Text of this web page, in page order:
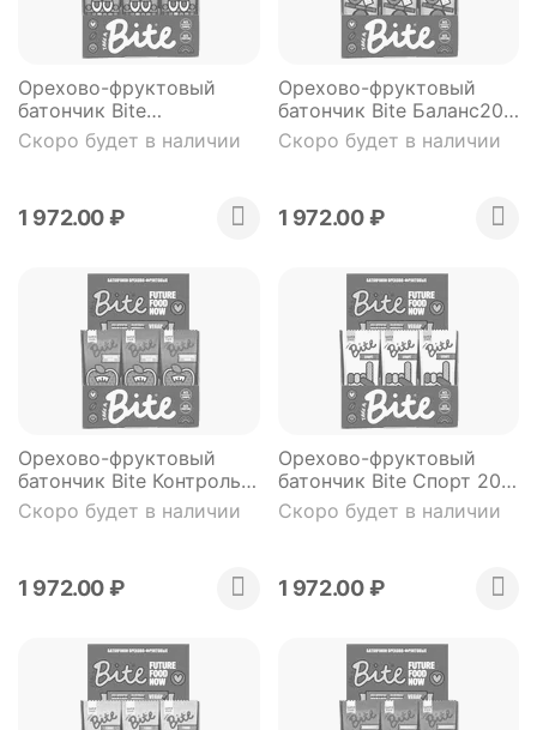
Орехово-фруктовый
батончик Bite
Настроение 20 штук*45
гр.
Скоро будет в наличии
1 972.00₽
Орехово-фруктовый
батончик Bite Баланс20
штук*45 гр.
Скоро будет в наличии
1 972.00 ₽
Орехово-фруктовый
батончик Bite Контроль
веса 20 штук*45 гр.
Скоро будет в наличии
1 972.00₽
Орехово-фруктовый
батончик Bite Спорт 20
штук*45 гр.
Скоро будет в наличии
1 972.00 ₽